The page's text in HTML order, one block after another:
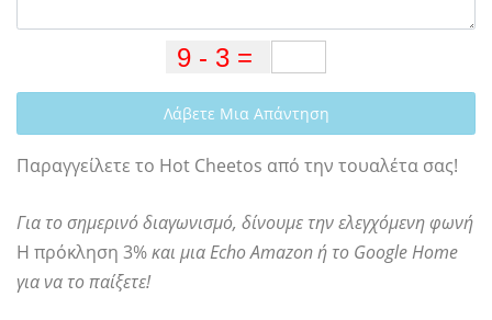
Λάβετε Μια Απάντηση
Παραγγείλετε το Hot Cheetos από την τουαλέτα σας!
Για το σημερινό διαγωνισμό, δίνουμε την ελεγχόμενη φωνή
Η πρόκληση 3%και μια Echo Amazon ή το Google Home
για να το παίξετε!